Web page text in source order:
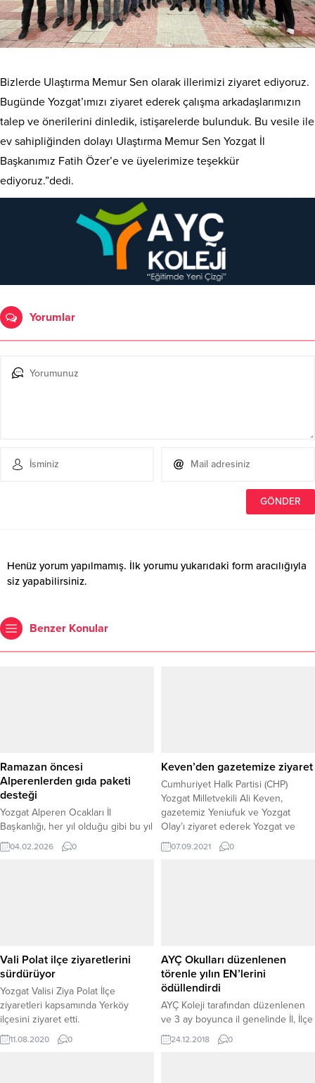
Bizlerde Ulaştırma Memur Sen olarak illerimizi ziyaret ediyoruz.
Bugünde Yozgat’ımızı ziyaret ederek çalışma arkadaşlarımızın
talep ve önerilerini dinledik, istişarelerde bulunduk. Bu vesile ile
ev sahipliğinden dolayı Ulaştırma Memur Sen Yozgat İl
Başkanımız Fatih Özer’e ve üyelerimize teşekkür
ediyoruz.”dedi.
Yorumlar
Henüz yorum yapılmamış. İlk yorumu yukarıdaki form aracılığıyla
siz yapabilirsiniz.
Benzer Konular
Ramazan öncesi
Alperenlerden gıda paketi
desteği
Yozgat Alperen Ocakları İl
Başkanlığı, her yıl olduğu gibi bu yıl
da Ramazan ayı öncesinde ihtiyaç
sahibi ailelere yönelik gıda kolisi
tespit edilen ihtiyaç sahibi ailelere
ulaştırılmaya...
04.02.2026 0
Keven’den gazetemize ziyaret
Cumhuriyet Halk Partisi (CHP)
Yozgat Milletvekili Ali Keven,
gazetemiz Yeniufuk ve Yozgat
Olay’ı ziyaret ederek Yozgat ve
ülke gündemine ilişkin
değerlendirmelerde bulundu.
07.09.2021 0
Vali Polat ilçe ziyaretlerini
sürdürüyor
Yozgat Valisi Ziya Polat İlçe
ziyaretleri kapsamında Yerköy
ilçesini ziyaret etti.
11.08.2020 0
AYÇ Okulları düzenlenen
törenle yılın EN’lerini
ödüllendirdi
AYÇ Koleji tarafından düzenlenen
ve 3 ay boyunca il genelinde İl, İlçe
yöneticileri ve vatandaşların oyları
ile yapılan anket çalışmaları sonucu
24.12.2018 0